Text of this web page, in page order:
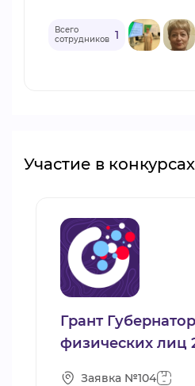
Всего
сотрудников 1
Участие в конкурсах
Грант
физических лиц
Заявка №104